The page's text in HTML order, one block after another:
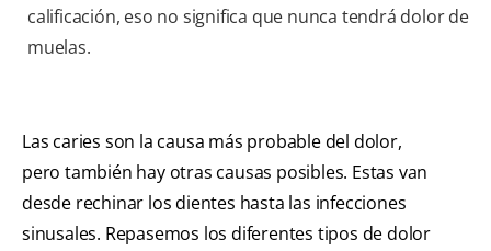
calificación, eso no significa que nunca tendrá dolor de
muelas.
Las caries son la causa más probable del dolor,
pero también hay otras causas posibles. Estas van
desde rechinar los dientes hasta las infecciones
sinusales. Repasemos los diferentes tipos de dolor